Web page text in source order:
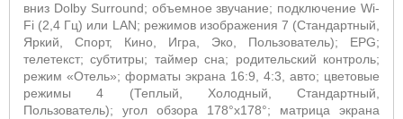
вниз Dolby Surround; объемное звучание; подключениеWi-
Fi (2,4 Гц) или LAN; режимов изображения 7 (Стандартный,
Яркий, Спорт, Кино, Игра, Эко, Пользователь); EPG;
телетекст; субтитры; таймер сна; родительский контроль;
режим «Отель»; форматы экрана 16:9, 4:3, авто; цветовые
режимы 4 (Теплый, Холодный, Стандартный,
Пользователь); угол обзора 178°х178°; матрица экрана